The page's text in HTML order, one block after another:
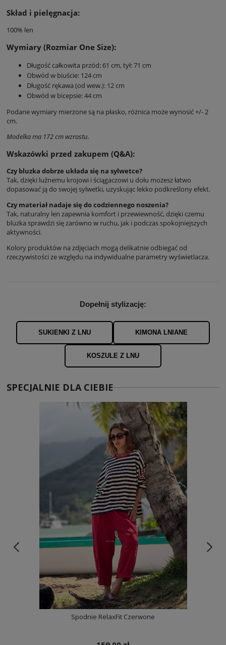
Skład i pielęgnacja:
100% len
Wymiary (Rozmiar One Size):
Długość całkowita przód: 61 cm, tył: 71 cm
Obwód w biuście: 124 cm
Długość rękawa (od wew.): 12 cm
Obwód w bicepsie: 44 cm
Podane wymiary mierzone są na płasko, różnica może wynosić +/- 2
cm.
Modelka ma 172 cm wzrostu.
Wskazówki przed zakupem (Q&A):
Czy bluzka dobrze układa się na sylwetce?
Tak, dzięki luźnemu krojowi i ściągaczowi u dołu możesz łatwo
dopasować ją do swojej sylwetki, uzyskując lekko podkreślony efekt.
Czy materiał nadaje się do codziennego noszenia?
Tak, naturalny len zapewnia komfort i przewiewność, dzięki czemu
bluzka sprawdzi się zarówno w ruchu, jak i podczas spokojniejszych
aktywności.
Kolory produktów na zdjęciach mogą delikatnie odbiegać od
rzeczywistości ze względu na indywidualne parametry wyświetlacza.
Dopełnij stylizację:
SUKIENKI Z LNU KIMONA LNIANE
KOSZULE Z LNU